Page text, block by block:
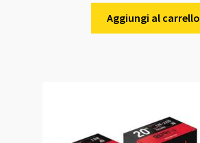
Aggiungi al carrello